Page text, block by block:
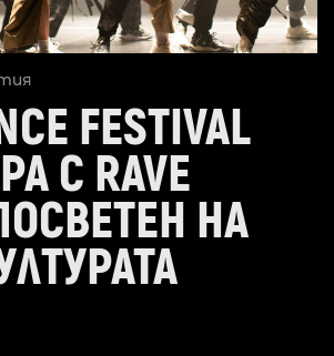
FESTIVAL
С RAVE
НА